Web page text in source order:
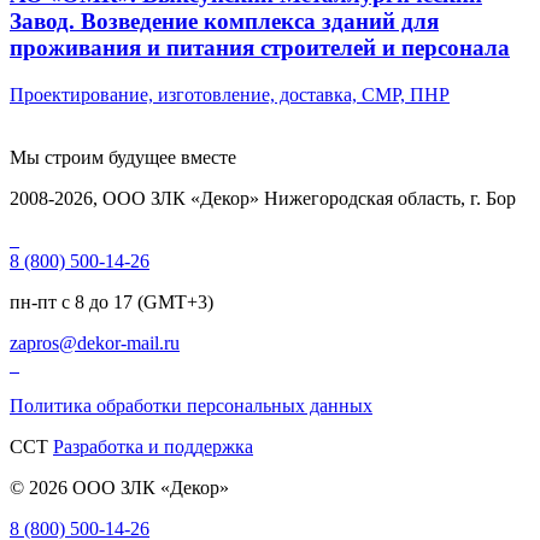
Завод. Возведение комплекса зданий для
проживания и питания строителей и персонала
Проектирование, изготовление, доставка, СМР, ПНР
Мы строим будущее вместе
2008-2026, ООО ЗЛК «Декор» Нижегородская область, г. Бор
8 (800) 500-14-26
пн-пт с 8 до 17 (GMT+3)
zapros@dekor-mail.ru
Политика обработки персональных данных
CCT Разработка и поддержка
© 2026 ООО ЗЛК «Декор»
8 (800) 500-14-26